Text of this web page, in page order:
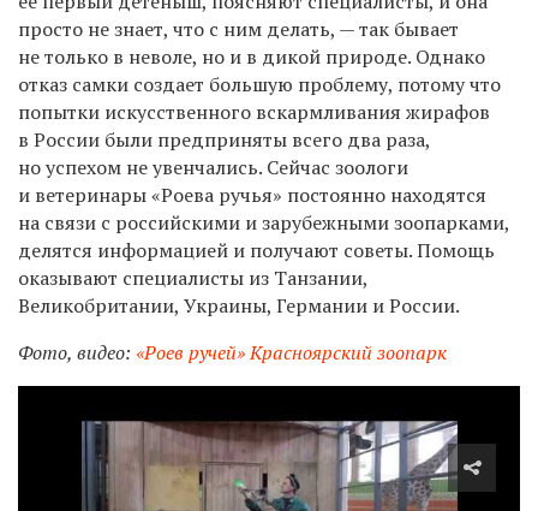
просто не знает, что с ним делать, — так бывает
не только в неволе, но и в дикой природе. Однако
отказ самки создает большую проблему, потому что
попытки искусственного вскармливания жирафов
в России были предприняты всего два раза,
но успехом не увенчались. Сейчас зоологи
и ветеринары «Роева ручья» постоянно находятся
на связи с российскими и зарубежными зоопарками,
делятся информацией и получают советы. Помощь
оказывают специалисты из Танзании,
Великобритании, Украины, Германии и России.
Фото, видео: «Роев ручей» Красноярский зоопарк